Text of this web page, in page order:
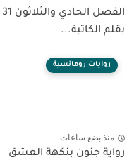
الفصل الحادي والثلاثون 31
بقلم الكاتبة...
روايات رومانسية
منذ بضع ساعات
رواية جنون بنكهة العشق